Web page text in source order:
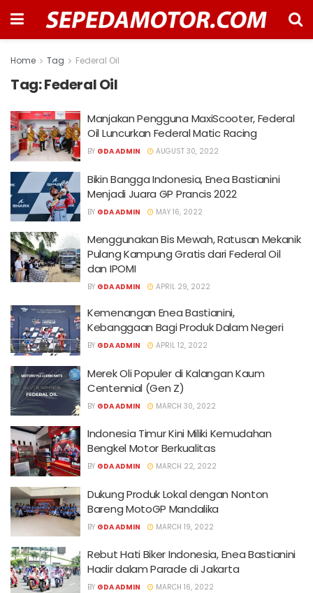
Home Tag Federal Oil
Tag:Federal Oil
Manjakan Pengguna MaxiScooter, Federal
Oil Luncurkan Federal Matic Racing
BY GDA ADMIN AUGUST 30, 2022
Bikin Bangga Indonesia, Enea Bastianini
Menjadi Juara GP Prancis 2022
BY GDA ADMIN MAY 16, 2022
Menggunakan Bis Mewah, Ratusan Mekanik
Pulang Kampung Gratis dari Federal Oil
dan IPOMI
BY GDA ADMIN APRIL 29, 2022
Kemenangan Enea Bastianini,
Kebanggaan Bagi Produk Dalam Negeri
BY GDA ADMIN APRIL 12, 2022
Merek Oli Populer di Kalangan Kaum
Centennial (Gen Z)
BY GDA ADMIN MARCH 30, 2022
Indonesia Timur Kini Miliki Kemudahan
Bengkel Motor Berkualitas
BY GDA ADMIN MARCH 22, 2022
Dukung Produk Lokal dengan Nonton
Bareng MotoGP Mandalika
BY GDA ADMIN MARCH 19, 2022
Rebut Hati Biker Indonesia, Enea Bastianini
Hadir dalam Parade di Jakarta
BY GDA ADMIN MARCH 16, 2022